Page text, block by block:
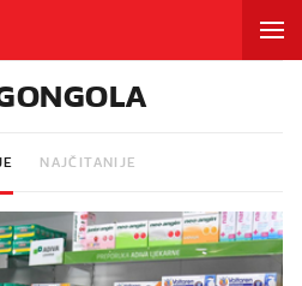
NAJČITANIJE